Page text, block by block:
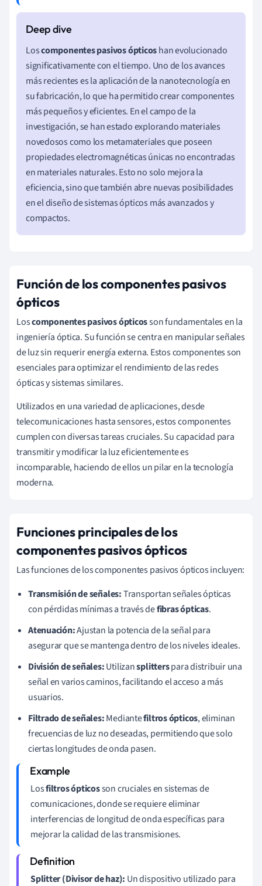
Loscomponentes pasivos ópticoshan evolucionado
significativamente con el tiempo. Uno de los avances
más recientes es la aplicación de la nanotecnología en
su fabricación, lo que ha permitido crear componentes
más pequeños y eficientes. En el campo de la
investigación, se han estado explorando materiales
novedosos como los metamateriales que poseen
propiedades electromagnéticas únicas no encontradas
en materiales naturales. Esto no solo mejora la
eficiencia, sino que también abre nuevas posibilidades
en el diseño de sistemas ópticos más avanzados y
compactos.
Función de los componentes pasivos
ópticos
Loscomponentes pasivos ópticosson fundamentales en la
ingeniería óptica. Su función se centra en manipular señales
de luz sin requerir energía externa. Estos componentes son
esenciales para optimizar el rendimiento de las redes
ópticas y sistemas similares.
Utilizados en una variedad de aplicaciones, desde
telecomunicaciones hasta sensores, estos componentes
cumplen con diversas tareas cruciales. Su capacidad para
transmitir y modificar la luz eficientemente es
incomparable, haciendo de ellos un pilar en la tecnología
moderna.
Funciones principales de los
componentes pasivos ópticos
Las funciones de los componentes pasivos ópticos incluyen:
Transmisión de señales:Transportan señales ópticas
con pérdidas mínimas a través defibras ópticas.
Atenuación:Ajustan la potencia de la señal para
asegurar que se mantenga dentro de los niveles ideales.
División de señales:Utilizansplitterspara distribuir una
señal en varios caminos, facilitando el acceso a más
usuarios.
Filtrado de señales:Mediantefiltros ópticos, eliminan
frecuencias de luz no deseadas, permitiendo que solo
ciertas longitudes de onda pasen.
Losfiltros ópticosson cruciales en sistemas de
comunicaciones, donde se requiere eliminar
interferencias de longitud de onda específicas para
mejorar la calidad de las transmisiones.
Splitter (Divisor de haz): Un dispositivo utilizado para